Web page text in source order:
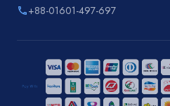
phone+88-01601-497-697